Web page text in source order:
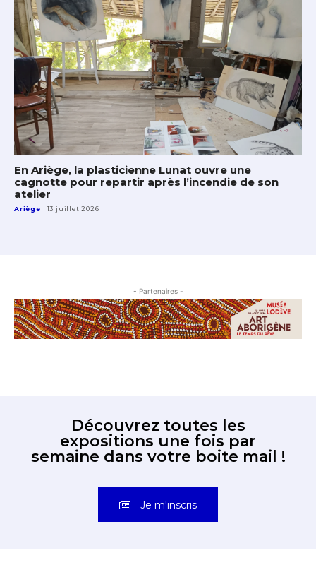
En Ariège, la plasticienne Lunat ouvre une
cagnotte pour repartir après l’incendie de son
atelier
Ariège 13 juillet 2026
- Partenaires -
Découvrez toutes les
expositions une fois par
semaine dans votre boite mail !
Je m'inscris